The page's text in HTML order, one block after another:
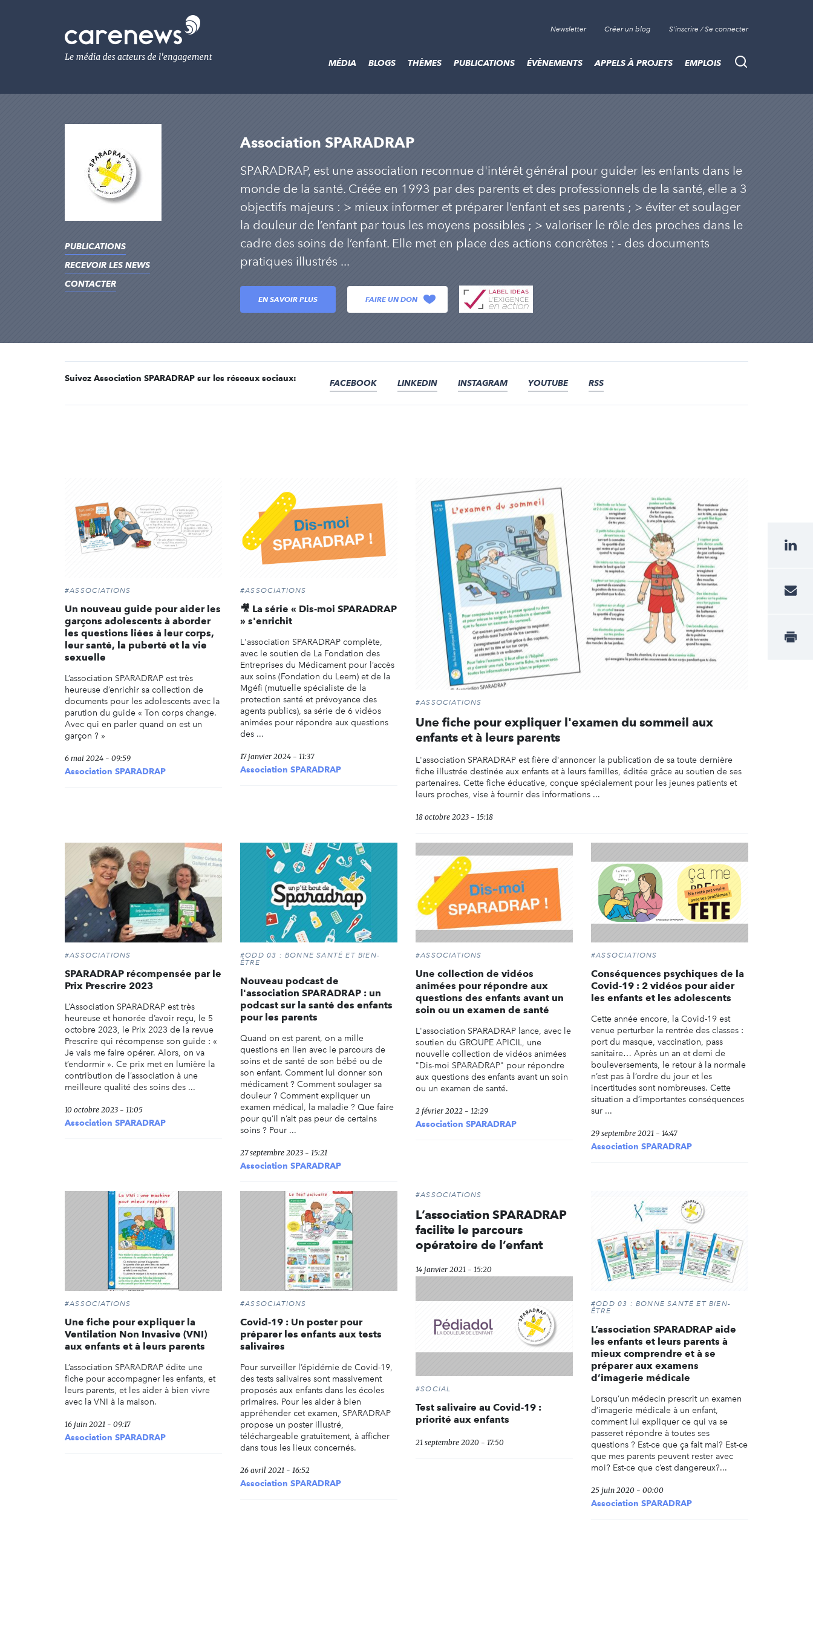
Le
média
de
Newsletter Créer un blog S'inscrire / Se connecter
Recherche
MÉDIA BLOGS THÈMES PUBLICATIONS ÉVÈNEMENTS APPELS À PROJETS EMPLOIS
PUBLICATIONS
RECEVOIR LES NEWS
CONTACTER
Association SPARADRAP
SPARADRAP, est une association reconnue d'intérêt général pour guider les enfants dans le
monde de la santé. Créée en 1993 par des parents et des professionnels de la santé, elle a 3
objectifs majeurs : > mieux informer et préparer l’enfant et ses parents ; > éviter et soulager
la douleur de l’enfant par tous les moyens possibles ; > valoriser le rôle des proches dans le
cadre des soins de l’enfant. Elle met en place des actions concrètes : - des documents
pratiques illustrés ...
EN SAVOIR PLUS FAIRE UN DON
Suivez Association SPARADRAP sur les réseaux sociaux: FACEBOOK LINKEDIN INSTAGRAM YOUTUBE RSS
#ASSOCIATIONS
Un nouveau guide pour aider les
garçons adolescents à aborder
les questions liées à leur corps,
leur santé, la puberté et la vie
sexuelle
L’association SPARADRAP est très
heureuse d’enrichir sa collection de
documents pour les adolescents avec la
parution du guide « Ton corps change.
Avec qui en parler quand on est un
garçon ? »
6 mai 2024 - 09:59
Association SPARADRAP
#ASSOCIATIONS
🎥 La série « Dis-moi SPARADRAP
» s'enrichit
L'association SPARADRAP complète,
avec le soutien de La Fondation des
Entreprises du Médicament pour l’accès
aux soins (Fondation du Leem) et de la
Mgéfi (mutuelle spécialiste de la
protection santé et prévoyance des
agents publics), sa série de 6 vidéos
animées pour répondre aux questions
des ...
17 janvier 2024 - 11:37
Association SPARADRAP
#ASSOCIATIONS
Une fiche pour expliquer l'examen du sommeil aux
enfants et à leurs parents
L'association SPARADRAP est fière d'annoncer la publication de sa toute dernière
fiche illustrée destinée aux enfants et à leurs familles, éditée grâce au soutien de ses
partenaires. Cette fiche éducative, conçue spécialement pour les jeunes patients et
leurs proches, vise à fournir des informations ...
18 octobre 2023 - 15:18
#ASSOCIATIONS
SPARADRAP récompensée par le
Prix Prescrire 2023
L’Association SPARADRAP est très
heureuse et honorée d’avoir reçu, le 5
octobre 2023, le Prix 2023 de la revue
Prescrire qui récompense son guide : «
Je vais me faire opérer. Alors, on va
t’endormir ». Ce prix met en lumière la
contribution de l’association à une
meilleure qualité des soins des ...
10 octobre 2023 - 11:05
Association SPARADRAP
#ODD 03 : BONNE SANTÉ ET BIEN-
ÊTRE
Nouveau podcast de
l'association SPARADRAP : un
podcast sur la santé des enfants
pour les parents
Quand on est parent, on a mille
questions en lien avec le parcours de
soins et de santé de son bébé ou de
son enfant. Comment lui donner son
médicament ? Comment soulager sa
douleur ? Comment expliquer un
examen médical, la maladie ? Que faire
pour qu’il n’ait pas peur de certains
soins ? Pour ...
27 septembre 2023 - 15:21
Association SPARADRAP
#ASSOCIATIONS
Une collection de vidéos
animées pour répondre aux
questions des enfants avant un
soin ou un examen de santé
L'association SPARADRAP lance, avec le
soutien du GROUPE APICIL, une
nouvelle collection de vidéos animées
"Dis-moi SPARADRAP" pour répondre
aux questions des enfants avant un soin
ou un examen de santé.
2 février 2022 - 12:29
Association SPARADRAP
#ASSOCIATIONS
Conséquences psychiques de la
Covid-19 : 2 vidéos pour aider
les enfants et les adolescents
Cette année encore, la Covid-19 est
venue perturber la rentrée des classes :
port du masque, vaccination, pass
sanitaire… Après un an et demi de
bouleversements, le retour à la normale
n’est pas à l’ordre du jour et les
incertitudes sont nombreuses. Cette
situation a d’importantes conséquences
sur ...
29 septembre 2021 - 14:47
Association SPARADRAP
#ASSOCIATIONS
Une fiche pour expliquer la
Ventilation Non Invasive (VNI)
aux enfants et à leurs parents
L’association SPARADRAP édite une
fiche pour accompagner les enfants, et
leurs parents, et les aider à bien vivre
avec la VNI à la maison.
16 juin 2021 - 09:17
Association SPARADRAP
#ASSOCIATIONS
Covid-19 : Un poster pour
préparer les enfants aux tests
salivaires
Pour surveiller l’épidémie de Covid-19,
des tests salivaires sont massivement
proposés aux enfants dans les écoles
primaires. Pour les aider à bien
appréhender cet examen, SPARADRAP
propose un poster illustré,
téléchargeable gratuitement, à afficher
dans tous les lieux concernés.
26 avril 2021 - 16:52
Association SPARADRAP
#ASSOCIATIONS
L’association SPARADRAP
facilite le parcours
opératoire de l’enfant
14 janvier 2021 - 15:20
#SOCIAL
Test salivaire au Covid-19 :
priorité aux enfants
21 septembre 2020 - 17:50
#ODD 03 : BONNE SANTÉ ET BIEN-
ÊTRE
L’association SPARADRAP aide
les enfants et leurs parents à
mieux comprendre et à se
préparer aux examens
d’imagerie médicale
Lorsqu’un médecin prescrit un examen
d’imagerie médicale à un enfant,
comment lui expliquer ce qui va se
passeret répondre à toutes ses
questions ? Est-ce que ça fait mal? Est-ce
que mes parents peuvent rester avec
moi? Est-ce que c’est dangereux?...
25 juin 2020 - 00:00
Association SPARADRAP